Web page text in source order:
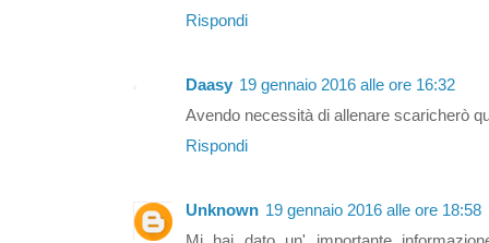
Rispondi
Daasy 19 gennaio 2016 alle ore 16:32
Avendo necessità di allenare scaricherò
Rispondi
Unknown 19 gennaio 2016 alle ore 18:58